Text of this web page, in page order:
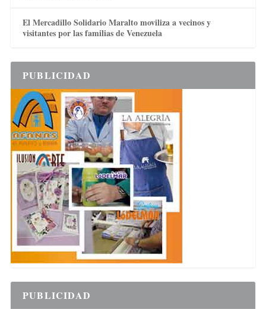
El Mercadillo Solidario Maralto moviliza a vecinos y
visitantes por las familias de Venezuela
PUBLICIDAD
PUBLICIDAD